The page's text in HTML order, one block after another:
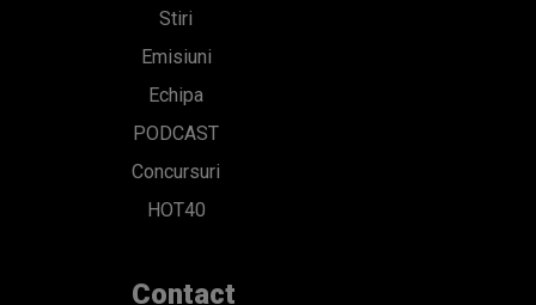
Stiri
Emisiuni
Echipa
PODCAST
Concursuri
HOT40
Contact